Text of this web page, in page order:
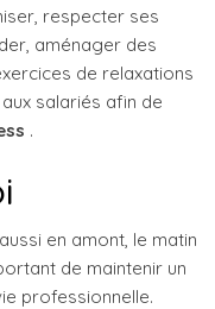
respecter ses
aménager des
de relaxations
salariés afin de
.
aussi en amont, le matin
de maintenir un
professionnelle.